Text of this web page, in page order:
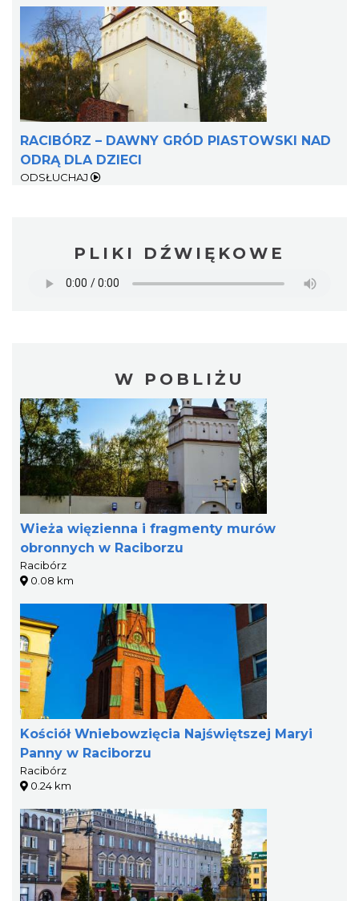
RACIBÓRZ – DAWNY GRÓD PIASTOWSKI NAD
ODRĄ DLA DZIECI
ODSŁUCHAJ
PLIKI DŹWIĘKOWE
W POBLIŻU
Wieża więzienna i fragmenty murów
obronnych w Raciborzu
Racibórz
0.08 km
Kościół Wniebowzięcia Najświętszej Maryi
Panny w Raciborzu
Racibórz
0.24 km